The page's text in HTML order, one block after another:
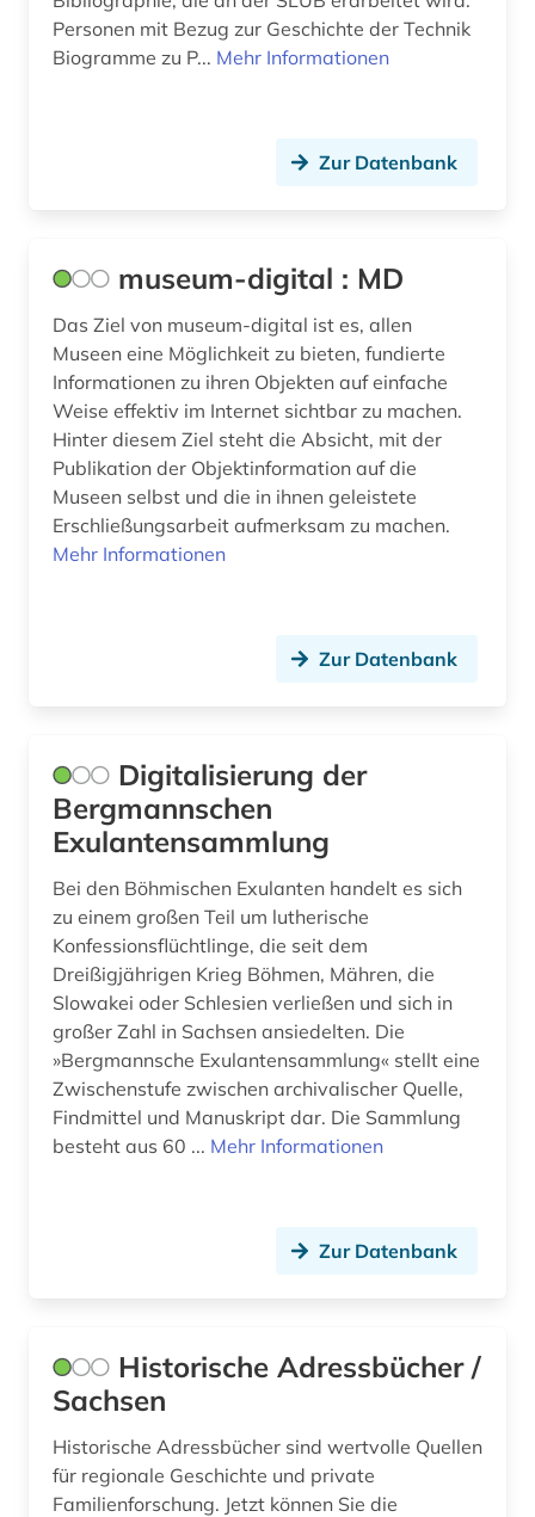
Personen mit Bezug zur Geschichte der Technik
Biogramme zu P... Mehr Informationen
Zur Datenbank
museum-digital : MD
Das Ziel von museum-digital ist es, allen
Museen eine Möglichkeit zu bieten, fundierte
Informationen zu ihren Objekten auf einfache
Weise effektiv im Internet sichtbar zu machen.
Hinter diesem Ziel steht die Absicht, mit der
Publikation der Objektinformation auf die
Museen selbst und die in ihnen geleistete
Erschließungsarbeit aufmerksam zu machen.
Mehr Informationen
Zur Datenbank
Digitalisierung der
Bergmannschen
Exulantensammlung
Bei den Böhmischen Exulanten handelt es sich
zu einem großen Teil um lutherische
Konfessionsflüchtlinge, die seit dem
Dreißigjährigen Krieg Böhmen, Mähren, die
Slowakei oder Schlesien verließen und sich in
großer Zahl in Sachsen ansiedelten. Die
»Bergmannsche Exulantensammlung« stellt eine
Zwischenstufe zwischen archivalischer Quelle,
Findmittel und Manuskript dar. Die Sammlung
besteht aus 60 ... Mehr Informationen
Zur Datenbank
Historische Adressbücher /
Sachsen
Historische Adressbücher sind wertvolle Quellen
für regionale Geschichte und private
Familienforschung. Jetzt können Sie die